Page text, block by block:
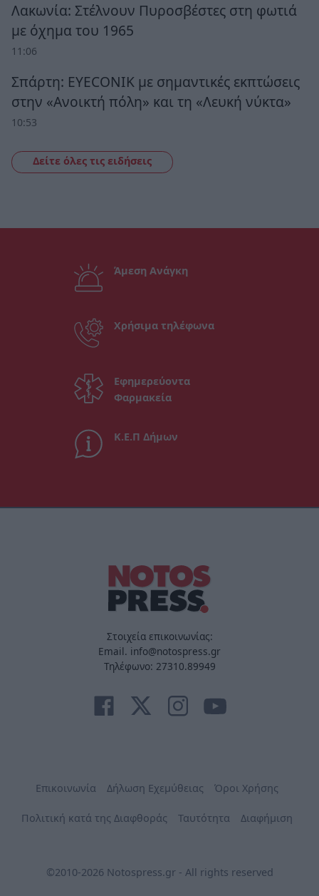
Λακωνία: Στέλνουν Πυροσβέστες στη φωτιά
με όχημα του 1965
11:06
Σπάρτη: EYECONIK με σημαντικές εκπτώσεις
στην «Ανοικτή πόλη» και τη «Λευκή νύκτα»
10:53
Δείτε όλες τις ειδήσεις
Άμεση Ανάγκη
Χρήσιμα τηλέφωνα
Εφημερεύοντα
Φαρμακεία
Κ.Ε.Π Δήμων
Στοιχεία επικοινωνίας:
Email. info@notospress.gr
Τηλέφωνο: 27310.89949
Επικοινωνία Δήλωση Εχεμύθειας Όροι Χρήσης
Πολιτική κατά της Διαφθοράς Ταυτότητα Διαφήμιση
©2010-2026 Notospress.gr - All rights reserved